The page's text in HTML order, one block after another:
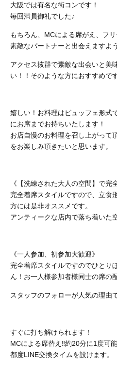
大阪では有名な街コンです！
毎回満員御礼でした♪
もちろん、MCによる席がえ、フ
素敵なパートナーと出会えますよ
アクセス抜群で素敵な出会いと美
い！！そのような方におすすめで
嬉しい！お料理はビュッフェ形式
にお席までお持ちいたします！
お店自慢のお料理を召し上がって
をお楽しみ頂きたいと思います。
《【洗練された大人の空間】で完
完全着席スタイルですので、立食
方には是非オススメです。
アンティークな店内で落ち着いた
《一人参加、初参加大歓迎》
完全着席スタイルですのでひとり
ん！お一人様参加者様同士の席の
スタッフのフォローが人気の理由
すぐに打ち解けられます！
MCによる席替え‼︎約20分に1度可
都度LINE交換タイムを設けます。